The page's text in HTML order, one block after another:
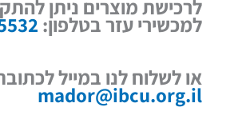
לרכישת מוצרים ניתן
למכשירי עזר בטלפון:
או לשלוח לנו במייל
mador@ibcu.org.il